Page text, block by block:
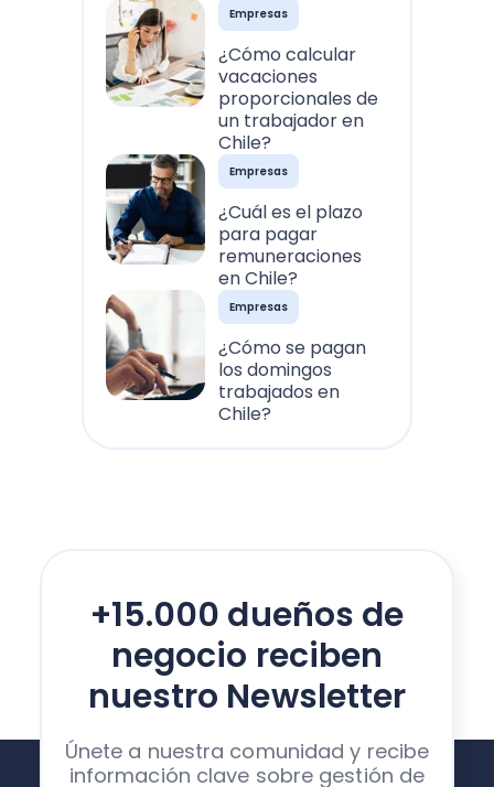
Empresas
¿Cómo calcular
vacaciones
proporcionales de
un trabajador en
Chile?
Empresas
¿Cuál es el plazo
para pagar
remuneraciones
en Chile?
Empresas
¿Cómo se pagan
los domingos
trabajados en
Chile?
+15.000 dueños de
negocio reciben
nuestro Newsletter
Únete a nuestra comunidad y recibe
información clave sobre gestión de